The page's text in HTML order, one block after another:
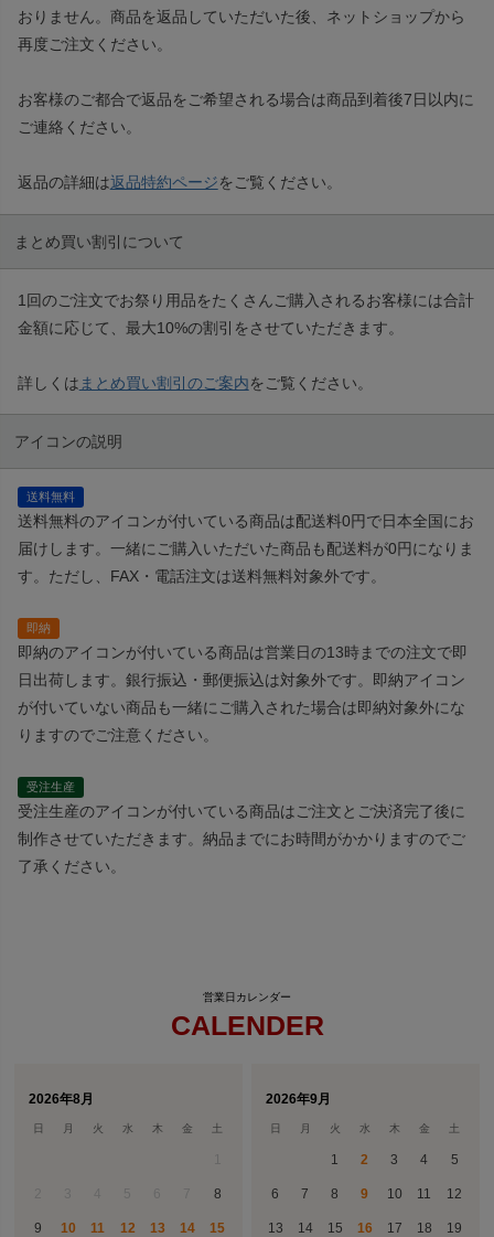
おりません。商品を返品していただいた後、ネットショップから
再度ご注文ください。
お客様のご都合で返品をご希望される場合は商品到着後7日以内に
ご連絡ください。
返品の詳細は返品特約ページをご覧ください。
まとめ買い割引について
1回のご注文でお祭り用品をたくさんご購入されるお客様には合計
金額に応じて、最大10%の割引をさせていただきます。
詳しくは まとめ買い割引のご案内をご覧ください。
アイコンの説明
送料無料
送料無料のアイコンが付いている商品は配送料0円で日本全国にお
届けします。一緒にご購入いただいた商品も配送料が0円になりま
す。ただし、FAX・電話注文は送料無料対象外です。
即納
即納のアイコンが付いている商品は営業日の13時までの注文で即
日出荷します。銀行振込・郵便振込は対象外です。即納アイコン
が付いていない商品も一緒にご購入された場合は即納対象外にな
りますのでご注意ください。
受注生産
受注生産のアイコンが付いている商品はご注文とご決済完了後に
制作させていただきます。納品までにお時間がかかりますのでご
了承ください。
CALENDER
2026年8月
日 月 火 水 木 金 土
8
9 10 11 12 13 14 15
2026年9月
日 月 火 水 木 金 土
1 2 3 4 5
6 7 8 9 10 11 12
13 14 15 16 17 18 19